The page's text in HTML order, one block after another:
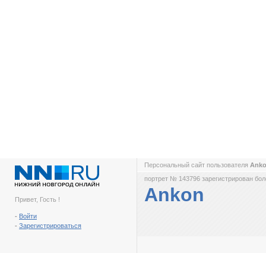
Привет, Гость !
- Войти
- Зарегистрироваться
Персональный сайт пользователя
портрет № 143796 зарегистрирован
Ankon